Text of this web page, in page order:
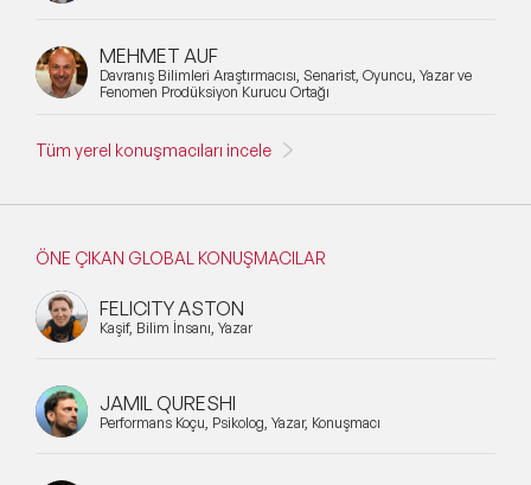
MEHMET AUF
Davranış Bilimleri Araştırmacısı, Senarist, Oyuncu, Yazar ve
Fenomen Prodüksiyon Kurucu Ortağı
Tüm yerel konuşmacıları incele
ÖNE ÇIKAN GLOBAL KONUŞMACILAR
FELICITY ASTON
Kaşif, Bilim İnsanı, Yazar
JAMIL QURESHI
Performans Koçu, Psikolog, Yazar, Konuşmacı